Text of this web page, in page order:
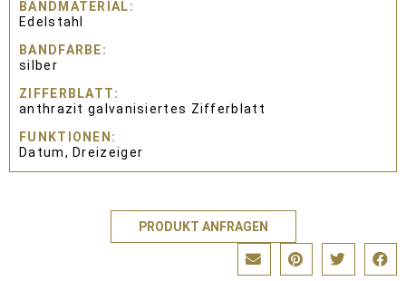
BANDMATERIAL
Edelstahl
BANDFARBE
silber
ZIFFERBLATT
anthrazit galvanisiertes Zifferblatt
FUNKTIONEN
Datum, Dreizeiger
PRODUKT ANFRAGEN